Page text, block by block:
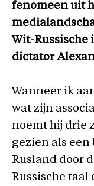
fenomeen uit
Wit-Russische
dictator
Wanneer ik
wat zijn
noemt hij drie
gezien als
Rusland door
Russische